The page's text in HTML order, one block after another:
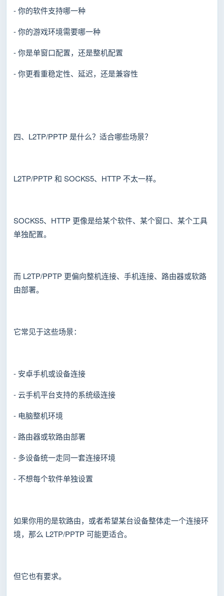
- 你的软件支持哪一种
- 你的游戏环境需要哪一种
- 你是单窗口配置，还是整机配置
- 你更看重稳定性、延迟，还是兼容性
四、L2TP/PPTP 是什么？适合哪些场景？
L2TP/PPTP 和 SOCKS5、HTTP 不太一样。
SOCKS5、HTTP 更像是给某个软件、某个窗口、某个工具
单独配置。
而 L2TP/PPTP 更偏向整机连接、手机连接、路由器或软路
由部署。
它常见于这些场景：
- 安卓手机或设备连接
- 云手机平台支持的系统级连接
- 电脑整机环境
- 路由器或软路由部署
- 多设备统一走同一套连接环境
- 不想每个软件单独设置
如果你用的是软路由，或者希望某台设备整体走一个连接环
境，那么 L2TP/PPTP 可能更适合。
但它也有要求。